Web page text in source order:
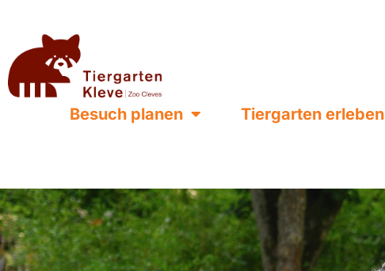
Besuch planen Tiergarten erleben